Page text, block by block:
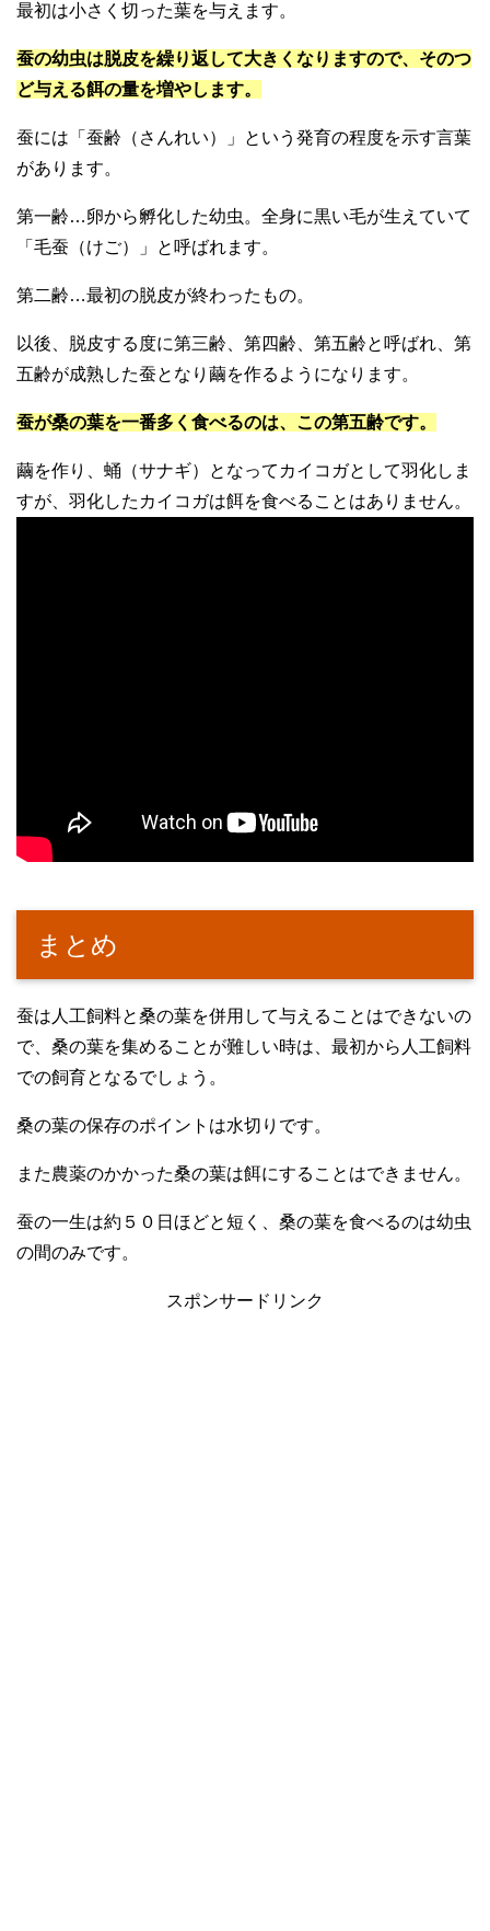
最初は小さく切った葉を与えます。
蚕の幼虫は脱皮を繰り返して大きくなりますので、そのつ
ど与える餌の量を増やします。
蚕には「蚕齢（さんれい）」という発育の程度を示す言葉
があります。
第一齢…卵から孵化した幼虫。全身に黒い毛が生えていて
「毛蚕（けご）」と呼ばれます。
第二齢…最初の脱皮が終わったもの。
以後、脱皮する度に第三齢、第四齢、第五齢と呼ばれ、第
五齢が成熟した蚕となり繭を作るようになります。
蚕が桑の葉を一番多く食べるのは、この第五齢です。
繭を作り、蛹（サナギ）となってカイコガとして羽化しま
すが、羽化したカイコガは餌を食べることはありません。
まとめ
蚕は人工飼料と桑の葉を併用して与えることはできないの
で、桑の葉を集めることが難しい時は、最初から人工飼料
での飼育となるでしょう。
桑の葉の保存のポイントは水切りです。
また農薬のかかった桑の葉は餌にすることはできません。
蚕の一生は約５０日ほどと短く、桑の葉を食べるのは幼虫
の間のみです。
スポンサードリンク